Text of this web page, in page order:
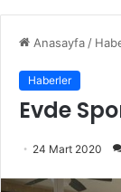
Anasayfa /
Haberler
Evde
24 Mart 2020